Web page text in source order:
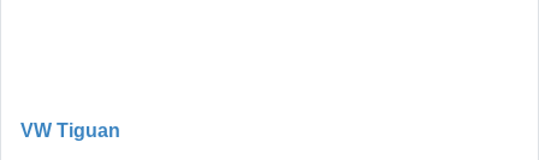
VW Tiguan